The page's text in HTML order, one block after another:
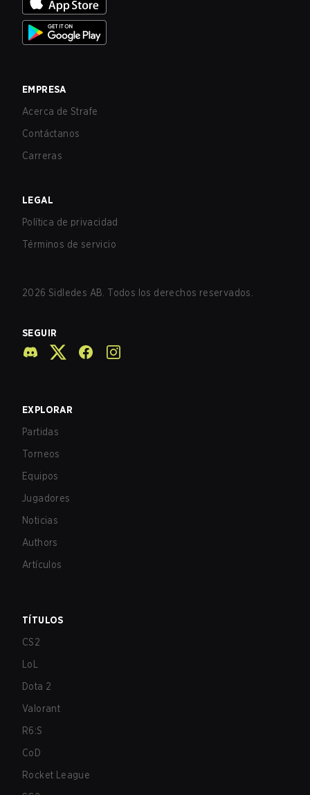
EMPRESA
Acerca de Strafe
Contáctanos
Carreras
LEGAL
Política de privacidad
Términos de servicio
2026 Sidledes AB. Todos los derechos reservados.
SEGUIR
EXPLORAR
Partidas
Torneos
Equipos
Jugadores
Noticias
Authors
Artículos
TÍTULOS
CS2
LoL
Dota 2
Valorant
R6:S
CoD
Rocket League